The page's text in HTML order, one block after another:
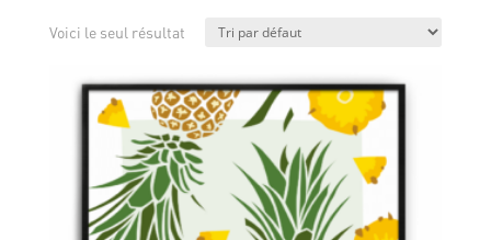
Voici le seul résultat